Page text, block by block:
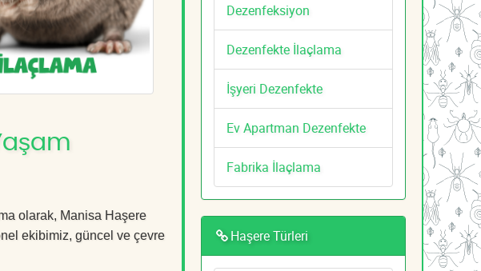
olarak, Manisa Haşere
ekibimiz, güncel ve çevre
Dezenfeksiyon
Dezenfekte İlaçlama
İşyeri Dezenfekte
Ev Apartman Dezenfekte
Fabrika İlaçlama
Haşere Türleri